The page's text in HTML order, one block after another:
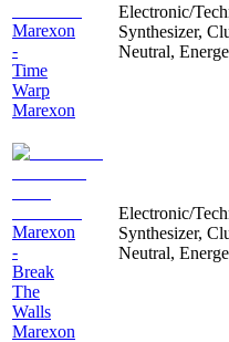
Marexon
-
Time
Warp
Marexon
Electronic/
Synthesizer,
Neutral,
Marexon
-
Break
The
Walls
Marexon
Electronic/
Synthesizer,
Neutral,